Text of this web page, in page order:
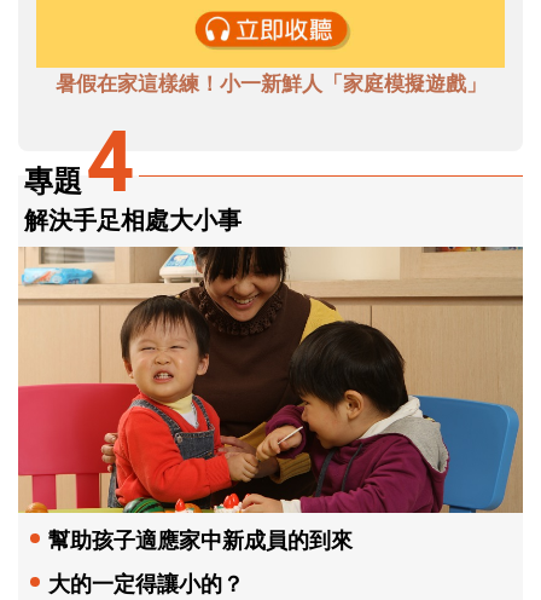
暑假在家這樣練！小一新鮮人「家庭模擬遊戲」
專題4
解決手足相處大小事
幫助孩子適應家中新成員的到來
大的一定得讓小的？